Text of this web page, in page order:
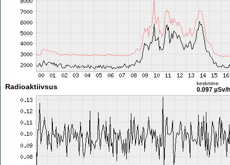
Radioaktiivsus keskmine
0.097 µSv/h